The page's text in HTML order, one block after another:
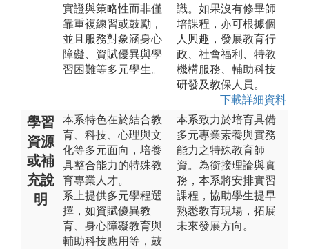
實證與策略性而非僅
靠重複練習或鼓勵，
並且服務對象涵身心
障礙、資賦優異與學
習困難等多元學生。
識。如果沒有修畢師
培課程，亦可根據個
人興趣，發展教育行
政、社會福利、特教
機構服務、輔助科技
研發及教保人員。
下載詳細資料
學習
資源
或補
充說
明
本系特色在於結合教
育、科技、心理與文
化等多元面向，培養
具整合能力的特殊教
育專業人才。
系上提供多元學程選
擇，如資賦優異教
育、身心障礙教育與
輔助科技應用等，鼓
本系致力於培育具備
多元專業素養與實務
能力之特殊教育師
資。為銜接理論與實
務，本系將安排實習
課程，協助學生提早
熟悉教育現場，拓展
未來發展方向。